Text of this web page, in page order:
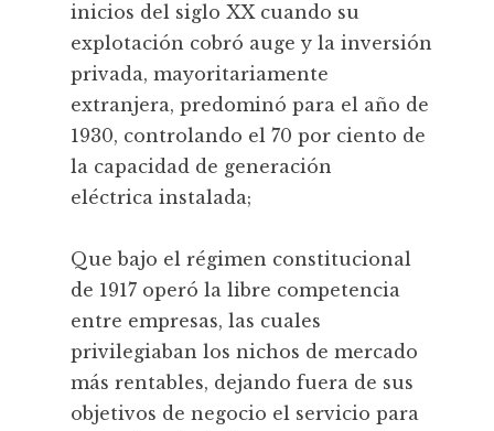
inicios del siglo XX cuando su
explotación cobró auge y la inversión
privada, mayoritariamente
extranjera, predominó para el año de
1930, controlando el 70 por ciento de
la capacidad de generación
eléctrica instalada;
Que bajo el régimen constitucional
de 1917 operó la libre competencia
entre empresas, las cuales
privilegiaban los nichos de mercado
más rentables, dejando fuera de sus
objetivos de negocio el servicio para